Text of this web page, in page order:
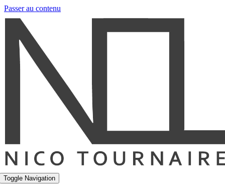
Passer au contenu
Toggle Navigation